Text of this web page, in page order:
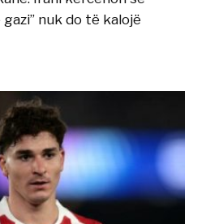
nuk do të kalojë